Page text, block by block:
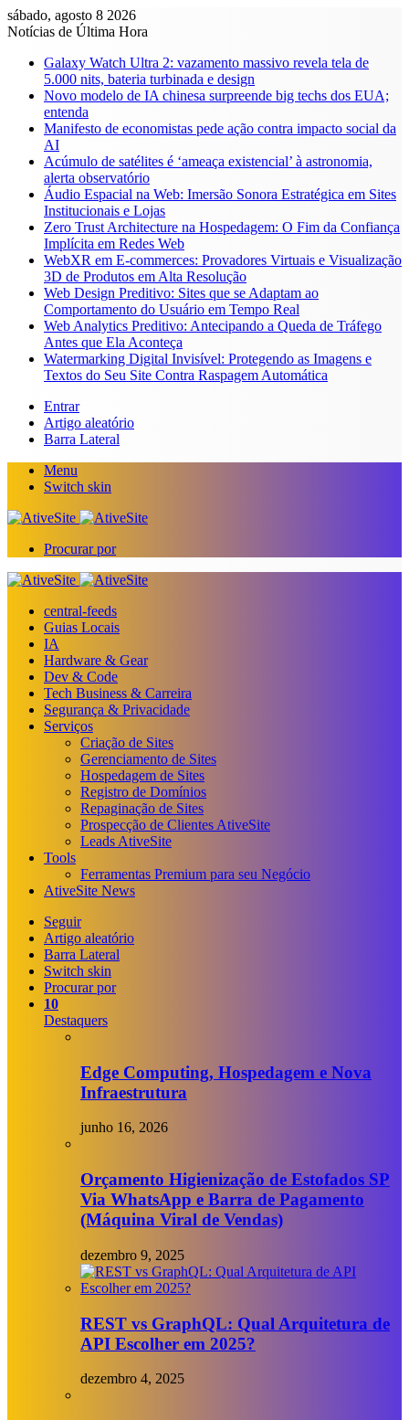
sábado, agosto 8 2026
Notícias de Última Hora
Galaxy Watch Ultra 2: vazamento massivo revela tela de
5.000 nits, bateria turbinada e design
Novo modelo de IA chinesa surpreende big techs dos EUA;
entenda
Manifesto de economistas pede ação contra impacto social da
AI
Acúmulo de satélites é ‘ameaça existencial’ à astronomia,
alerta observatório
Áudio Espacial na Web: Imersão Sonora Estratégica em Sites
Institucionais e Lojas
Zero Trust Architecture na Hospedagem: O Fim da Confiança
Implícita em Redes Web
WebXR em E-commerces: Provadores Virtuais e Visualização
3D de Produtos em Alta Resolução
Web Design Preditivo: Sites que se Adaptam ao
Comportamento do Usuário em Tempo Real
Web Analytics Preditivo: Antecipando a Queda de Tráfego
Antes que Ela Aconteça
Watermarking Digital Invisível: Protegendo as Imagens e
Textos do Seu Site Contra Raspagem Automática
Entrar
Artigo aleatório
Barra Lateral
Menu
Switch skin
Procurar por
central-feeds
Guias Locais
IA
Hardware & Gear
Dev & Code
Tech Business & Carreira
Segurança & Privacidade
Serviços
Criação de Sites
Gerenciamento de Sites
Hospedagem de Sites
Registro de Domínios
Repaginação de Sites
Prospecção de Clientes AtiveSite
Leads AtiveSite
Tools
Ferramentas Premium para seu Negócio
AtiveSite News
Seguir
Artigo aleatório
Barra Lateral
Switch skin
Procurar por
10
Destaquers
Edge Computing, Hospedagem e Nova
Infraestrutura
junho 16, 2026
Orçamento Higienização de Estofados SP
Via WhatsApp e Barra de Pagamento
(Máquina Viral de Vendas)
dezembro 9, 2025
REST vs GraphQL: Qual Arquitetura de
API Escolher em 2025?
dezembro 4, 2025